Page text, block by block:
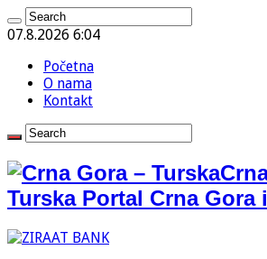
07.8.2026 6:04
Početna
O nama
Kontakt
Turska Portal Crna Gora